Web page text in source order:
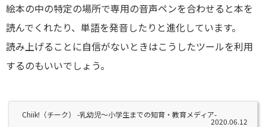
絵本の中の特定の場所で専用の音声ペンを合わせると本を
読んでくれたり、単語を発音したりと進化しています。
読み上げることに自信がないときはこうしたツールを利用
するのもいいでしょう。
Chiik!（チーク） -乳幼児〜小学生までの知育・教育メディア-
2020.06.12